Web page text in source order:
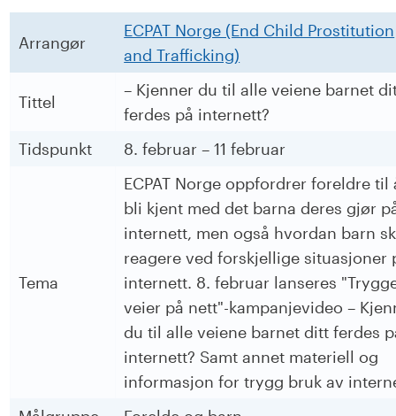
Arrangør
ECPAT Norge (End Child Prostitution
and Trafficking)
Tittel
– Kjenner du til alle veiene barnet
ferdes på internett?
Tidspunkt
8. februar – 11 februar
Tema
ECPAT Norge oppfordrer foreldre til
bli kjent med det barna deres gjør
internett, men også hvordan barn
reagere ved forskjellige situasjoner
internett. 8. februar lanseres
veier på nett"-kampanjevideo –
du til alle veiene barnet ditt ferdes
internett? Samt annet materiell og
informasjon for trygg bruk av